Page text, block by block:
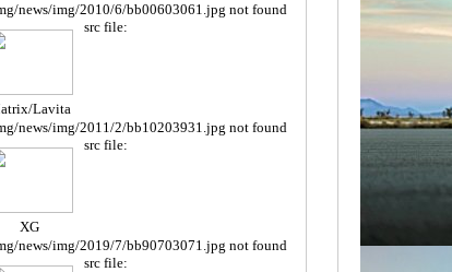
news/img/2010/6/bb00603061.jpg not found
Lavita
src file:
news/img/2011/2/bb10203931.jpg not found
XG
src file:
news/img/2019/7/bb90703071.jpg not found
src file: